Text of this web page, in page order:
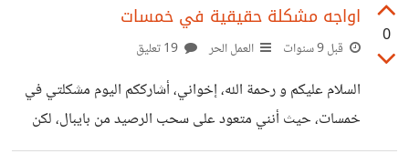
0
اواجه مشكلة حقيقية في خمسات
قبل 9 سنوات العمل الحر
السلام عليكم و رحمة الله، إخواني، أشارككم اليوم مشكلتي في
خمسات، حيث أنني متعود على سحب الرصيد من بايبال، لكن
البارحة غيرت الحساب الذي اسحب به، و أستعملت بايبال